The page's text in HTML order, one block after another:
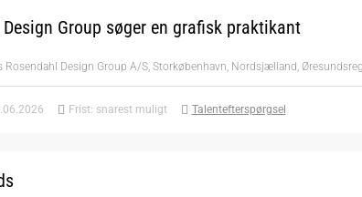
Group søger en grafisk praktikant
Rosendahl Design Group A/S, Storkøbenhavn, Nordsjælland,
Frist: snarest muligt Talentefterspørgsel